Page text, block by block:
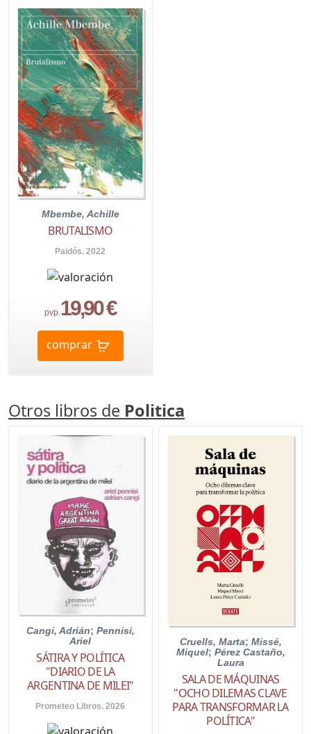
Mbembe, Achille
BRUTALISMO
Paidós. 2022
pvp.19,90 €
comprar
Otros libros de Politica
Cangi, Adrián; Pennisi,
Ariel
SÁTIRA Y POLÍTICA
"DIARIO DE LA
ARGENTINA DE MILEI"
Prometeo Libros. 2026
Cruells, Marta; Missé,
Miquel; Pérez Castaño,
Laura
SALA DE MÁQUINAS
"OCHO DILEMAS CLAVE
PARA TRANSFORMAR LA
POLÍTICA"